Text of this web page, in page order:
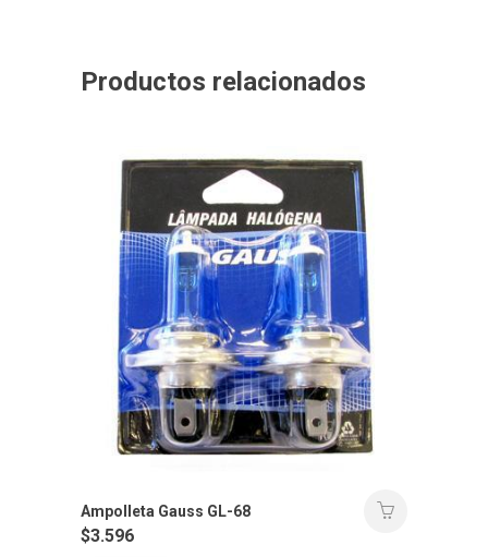
Productos relacionados
Ampolleta Gauss GL-68
$3.596